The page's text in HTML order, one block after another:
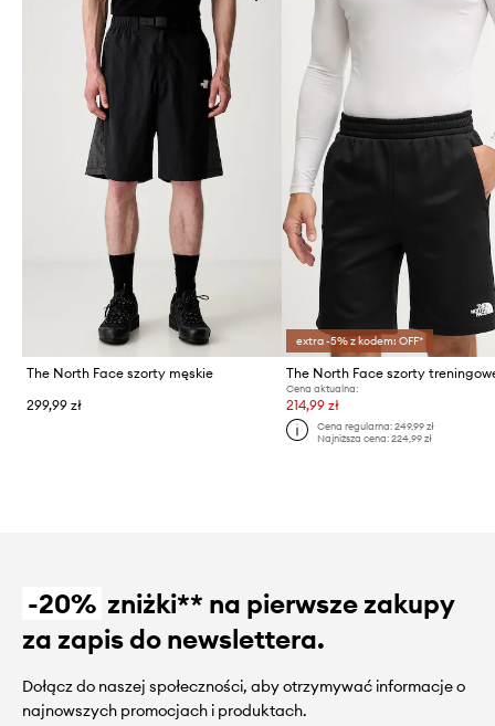
The North Face szorty męskie
299,99 zł
extra -5% z kodem: OFF*
Cena aktualna:
214,99 zł
Cena regularna: 249,99 zł
Najniższa cena: 224,99 zł
-20% zniżki** na pierwsze zakupy
za zapis do newslettera.
Dołącz do naszej społeczności, aby otrzymywać informacje o
najnowszych promocjach i produktach.